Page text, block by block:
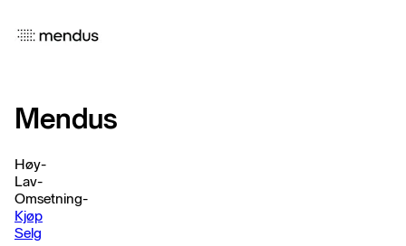
Mendus
Høy-
Lav-
Omsetning-
Kjøp
Selg